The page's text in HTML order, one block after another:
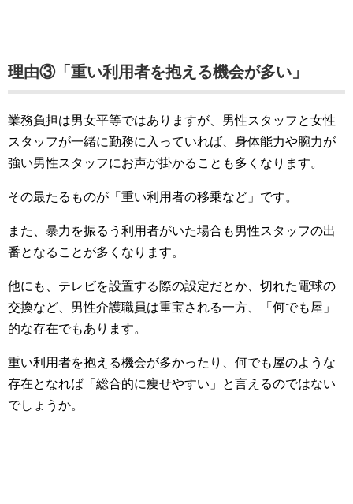
理由③「重い利用者を抱える機会が多い」
業務負担は男女平等ではありますが、男性スタッフと女性
スタッフが一緒に勤務に入っていれば、身体能力や腕力が
強い男性スタッフにお声が掛かることも多くなります。
その最たるものが「重い利用者の移乗など」です。
また、暴力を振るう利用者がいた場合も男性スタッフの出
番となることが多くなります。
他にも、テレビを設置する際の設定だとか、切れた電球の
交換など、男性介護職員は重宝される一方、「何でも屋」
的な存在でもあります。
重い利用者を抱える機会が多かったり、何でも屋のような
存在となれば「総合的に痩せやすい」と言えるのではない
でしょうか。